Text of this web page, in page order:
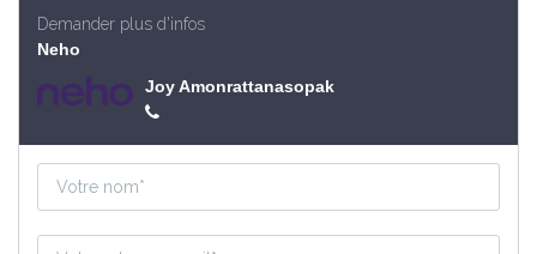
Demander plus d'infos
Neho
Joy Amonrattanasopak